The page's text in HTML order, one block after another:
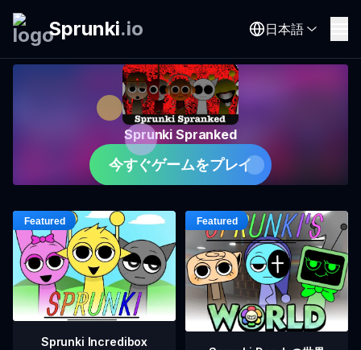
Sprunki.io 日本語
Sprunki Spranked
今すぐゲームをプレイ
Sprunki Incredibox